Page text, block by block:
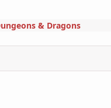
& Dragons